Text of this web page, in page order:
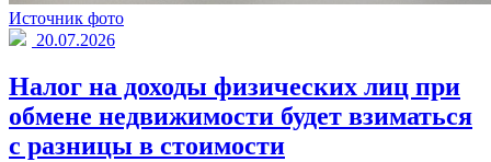
Источник фото
20.07.2026
Налог на доходы физических лиц при
обмене недвижимости будет взиматься
с разницы в стоимости